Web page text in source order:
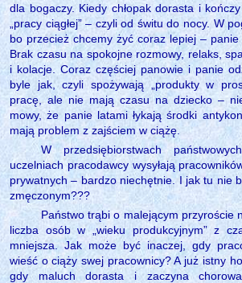
dla bogaczy. Kiedy chłopak dorasta i
„pracy ciągłej” – czyli od świtu do nocy. W
bo przecież chcemy żyć coraz lepiej – panie
Brak czasu na spokojne rozmowy, relaks,
i kolacje. Coraz częściej panowie i panie
byle jak, czyli spożywają „produkty w
pracę, ale nie mają czasu na dziecko –
mowy, że panie latami łykają środki
mają problem z zajściem w ciążę.
W przedsiębiorstwach
uczelniach pracodawcy wysyłają
prywatnych – bardzo niechętnie. I jak tu nie
zmęczonym???
Państwo trąbi o malejącym przyroście
liczba osób w „wieku produkcyjnym” z
mniejsza. Jak może być inaczej, gdy
wieść o ciąży swej pracownicy? A już istny
gdy maluch dorasta i zaczyna